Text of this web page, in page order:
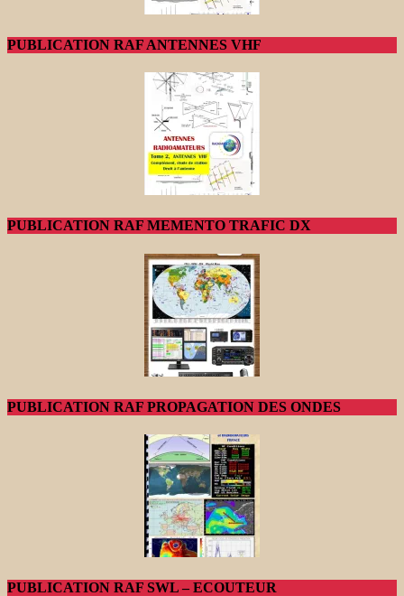
PUBLICATION RAF ANTENNES VHF
PUBLICATION RAF MEMENTO TRAFIC DX
PUBLICATION RAF PROPAGATION DES ONDES
PUBLICATION RAF SWL – ECOUTEUR